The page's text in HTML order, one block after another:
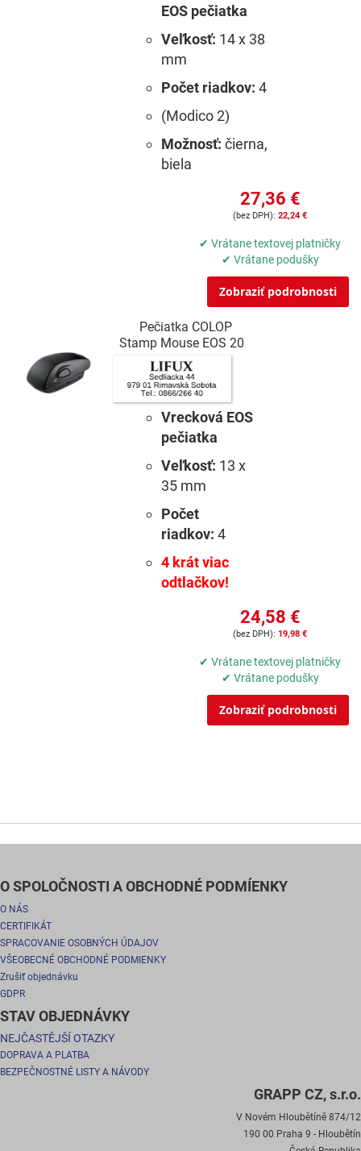
EOS pečiatka
Veľkosť: 14 x 38
mm
Počet riadkov: 4
(Modico 2)
Možnosť: čierna,
biela
27,36 €
22,24 €
✔ Vrátane textovej platničky
✔ Vrátane podušky
Zobraziť podrobnosti
Pečiatka COLOP
Stamp Mouse EOS 20
Vrecková EOS
pečiatka
Veľkosť: 13 x
35 mm
Počet
riadkov: 4
4 krát viac
odtlačkov!
24,58 €
19,98 €
✔ Vrátane textovej platničky
✔ Vrátane podušky
Zobraziť podrobnosti
O SPOLOČNOSTI A OBCHODNÉ PODMÍENKY
O NÁS
CERTIFIKÁT
SPRACOVANIE OSOBNÝCH ÚDAJOV
VŠEOBECNÉ OBCHODNÉ PODMIENKY
Zrušiť objednávku
GDPR
STAV OBJEDNÁVKY
NEJČASTĚJŠÍ OTAZKY
DOPRAVA A PLATBA
BEZPEČNOSTNÉ LISTY A NÁVODY
GRAPP CZ, s.r.o.
V Novém Hloubětíně 874/12
190 00 Praha 9 - Hloubětín